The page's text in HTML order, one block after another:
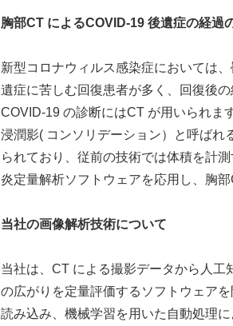
胸部CT によるCOVID-19 後遺症の経過
新型コロナウィルス感染症においては
遺症に苦しむ回復患者が多く、回復後
COVID-19 の診断にはCT が用いられま
浸潤影( コンソリデーション）と呼ばれ
られており、従前の技術では体積を計
炎定量解析ソフトウェアを応用し、胸
当社の画像解析技術について
当社は、CT による撮影データから人
の広がりを定量評価するソフトウェア
読み込み、機械学習を用いた自動処理